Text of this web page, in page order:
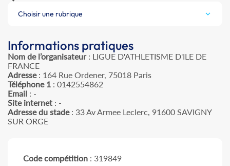
Choisir une rubrique
Informations pratiques
Nom de l’organisateur: LIGUE D'ATHLETISME D'ILE DE
FRANCE
Adresse: 164 Rue Ordener, 75018 Paris
Téléphone 1 : 0142554862
Email : -
Site internet : -
Adresse du stade: 33 Av Armee Leclerc, 91600 SAVIGNY
SUR ORGE
Code compétition : 319849